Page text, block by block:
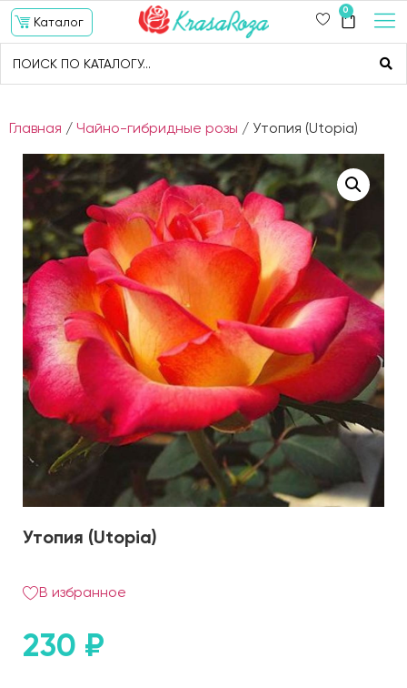
Каталог
0
Главная / Чайно-гибридные розы / Утопия (Utopia)
Утопия (Utopia)
В избранное
230 ₽